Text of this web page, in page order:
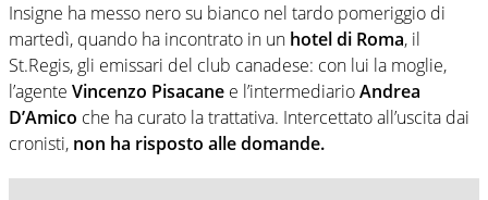
Insigne ha messo nero su bianco nel tardo pomeriggio di
martedì, quando ha incontrato in un hotel di Roma, il
St.Regis, gli emissari del club canadese: con lui la moglie,
l’agente Vincenzo Pisacane e l’intermediarioAndrea
D’Amico che ha curato la trattativa. Intercettato all’uscita dai
cronisti, non ha risposto alle domande.